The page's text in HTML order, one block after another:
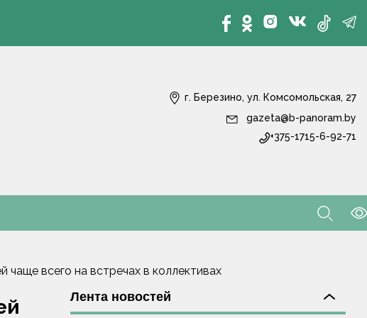
г. Березино, ул. Комсомольская, 27
gazeta@b-panoram.by
+375-1715-6-92-71
чаще всего на встречах в коллективах
Лента новостей